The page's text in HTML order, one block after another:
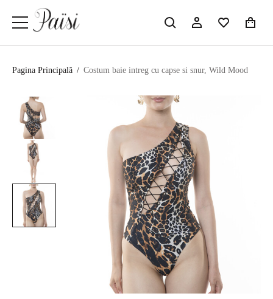
Pagina Principală / Costum baie intreg cu capse si snur, Wild Mood